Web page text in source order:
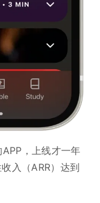
，上线才一年
入（ARR）达到